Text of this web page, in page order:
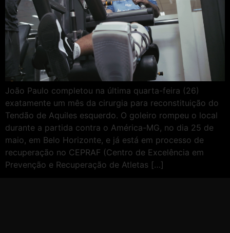
João Paulo completou na última quarta-feira (26)
exatamente um mês da cirurgia para reconstituição do
Tendão de Aquiles esquerdo. O goleiro rompeu o local
durante a partida contra o América-MG, no dia 25 de
maio, em Belo Horizonte, e já está em processo de
recuperação no CEPRAF (Centro de Excelência em
Prevenção e Recuperação de Atletas […]